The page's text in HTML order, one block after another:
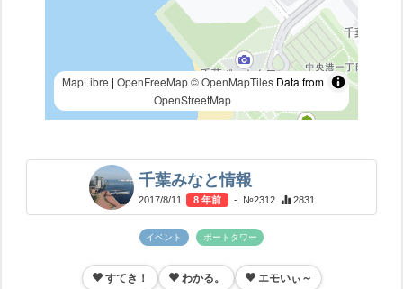
MapLibre | OpenFreeMap © OpenMapTilesData from
OpenStreetMap
千葉みなと情報
2017/8/11 8 年前 - №2312 2831
イベント ポートタワー
すてき！ わかる。 エモいぃ～